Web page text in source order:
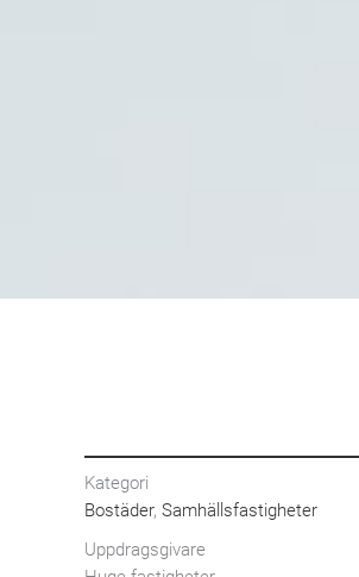
Kategori
Bostäder,Samhällsfastigheter
Uppdragsgivare